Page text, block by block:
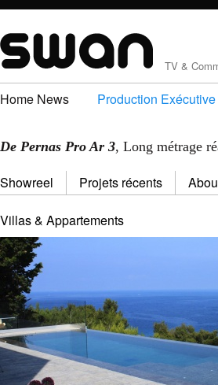
TV &
Home News Production Exécutive
De Pernas Pro Ar 3, Long métrage
Showreel Projets récents
Villas & Appartements